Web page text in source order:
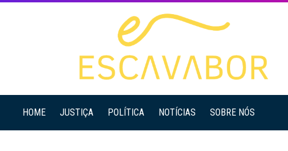
HOME JUSTIÇA POLÍTICA NOTÍCIAS SOBRE NÓS